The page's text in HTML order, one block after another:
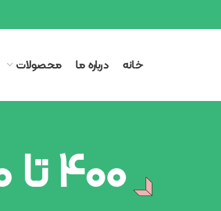
خانه درباره ما محصولات
۴۰۰ تا ۸۰۰ تومان